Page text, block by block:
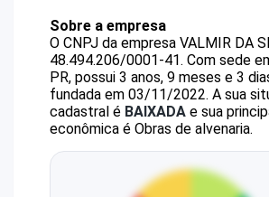
Sobre a empresa
O CNPJ da empresa VALMIR DA
48.494.206/0001-41. Com sede
PR, possui 3 anos, 9 meses e 3
fundada em 03/11/2022. A sua
cadastral é BAIXADA e sua
econômica é Obras de alvenaria.